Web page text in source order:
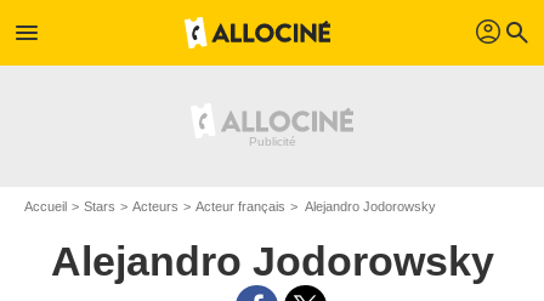
menu profil search
Accueil Stars Acteurs Acteur français Alejandro Jodorowsky
Alejandro Jodorowsky